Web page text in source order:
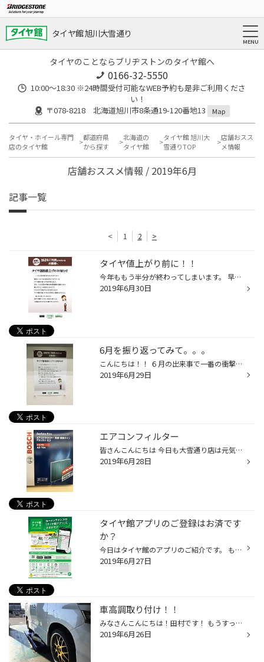
タイヤ館 旭川大雪通り
タイヤのことならブリヂストンのタイヤ館へ
0166-32-5550
10:00～18:30 ※24時間受付可能なWEB予約も是非ご利用くださ
い！
〒078-8218 北海道旭川市8条通19-120番地13
Map
タイヤ・ホイール専門
店のタイヤ館
都道府県
から探す
北海道の
タイヤ館
タイヤ館 旭川大
雪通りTOP
店舗おスス
メ情報
店舗おススメ情報 / 2019年6月
記事一覧
< 1 2 >
タイヤ値上がり前に！！
今年ももう半分が終わってしまいます。 早いですねぇ～ 歳のせいでしょうか？ 今日は７月の大事なお知らせをさせていただきます。 ブリヂストン製のタイヤは８月１日より 値上げいたします。 消費税の増加もささやかれています。 冬までタイヤ購入を待っていられませんよ！！ 同じ製品なのに高く買...
2019年6月30日
6月を振り返ってみて。。。
こんにちは！！ ６月の出来事で一番の衝撃はやはりこれですかね。。。 もう値上がりまで残すところ１か月となりました。 新年を迎えるカウントダウンとは訳が違います！！ なにも、めでたくありません！！ 一つだけめでたくなる方法があります。 そうです。値上げ前に購入することです！！ 夏タイヤ...
2019年6月29日
エアコンフィルター
皆さんこんにちは 今日も大雪通り店は元気に営業しております！ これから夏本番！ お車でお出かけするとエアコン使いますよね？ そこで！ 本日のおすすめ商品は・・・ エアコンフィルターです！ このフィルターがよごれていると・・ 嫌な臭いの原因になったり 菌が車内に充満してしまったり いいこ...
2019年6月28日
タイヤ館アプリのご登録はお済です
か？
今日はタイヤ館のアプリのご紹介です。 もうご利用の方もいらっしゃると思いますが、 ご登録で５００円ＯＦＦのクーポンが 発行されたり、 スマホで簡単に 前回のオイル交換はいつ頃だったかな？ 前回冬タイヤを購入したのは何年前なんだろ？？ という、ふと思ったときにすぐに確認できますよ。 お...
2019年6月27日
車高調取り付け！！
みなさんこんにちは！田村です！ もうすっかり夏ですね！夏といえばお車のドレスアップなんていかがでしょうか？？ 今日はヴェルファイアの車高調取り付けです！ テインの『FLEX Z』です！ 夕方からの作業だったので今日はとりあえず前だけ付けました！！ 明日完成予定です！出来上がりが楽しみです...
2019年6月26日